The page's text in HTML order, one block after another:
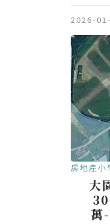
2026-
房地產小
大
萬